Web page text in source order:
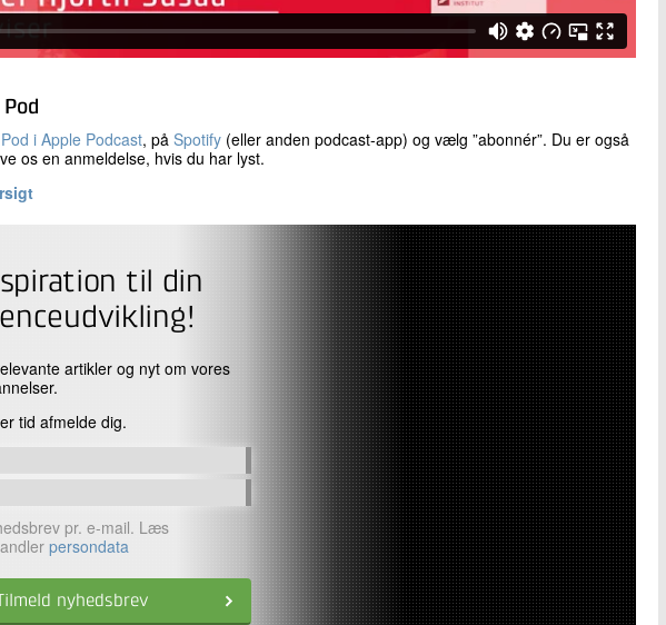
i Apple Podcast, på Spotify (eller anden podcast-app) og vælg ”abonnér”. Du er også
os en anmeldelse, hvis du har lyst.
til din
artikler og nyt om vores
tid afmelde dig.
pr. e-mail. Læs
persondata